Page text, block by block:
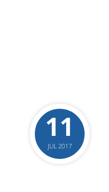
11
JUL 2017